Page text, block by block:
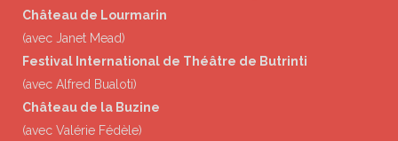
Château de Lourmarin
(avec Janet Mead)
Festival International de Théâtre de Butrinti
(avec Alfred Bualoti)
Château de la Buzine
(avec Valérie Fédèle)